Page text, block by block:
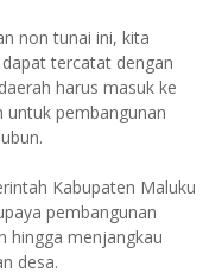
non tunai ini, kita
tercatat dengan
harus masuk ke
untuk pembangunan
Kabupaten Maluku
pembangunan
hingga menjangkau
desa.